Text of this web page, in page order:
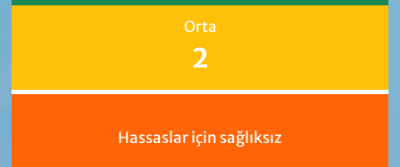
Orta
2
Hassaslar için sağlıksız